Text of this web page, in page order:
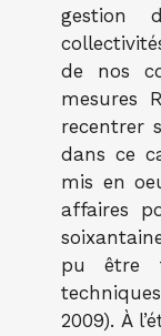
gestion
de nos
mesures
recentrer
dans ce
mis en
affaires
pu être
2009). À